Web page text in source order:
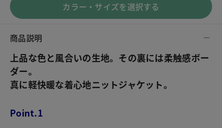
カラー・サイズを選択する
商品説明
上品な色と風合いの生地。その裏には柔触感ボー
ダー。
真に軽快暖な着心地ニットジャケット。
Point.1